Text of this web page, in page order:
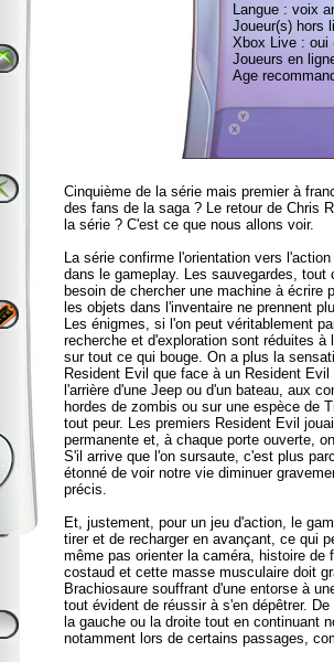
Langue : voix
Joueur(s) hors
Xbox Live : oui
Joueurs en
Age
Cinquième de la série mais premier à
des fans de la saga ? Le retour de Chris
la série ? C'est ce que nous allons voir.
La série confirme l'orientation vers
dans le gameplay. Les sauvegardes,
besoin de chercher une machine à écrire
les objets dans l'inventaire ne prennent
Les énigmes, si l'on peut véritablement
recherche et d'exploration sont réduites
sur tout ce qui bouge. On a plus la
Resident Evil que face à un Resident
l'arrière d'une Jeep ou d'un bateau, aux
hordes de zombis ou sur une espèce de
tout peur. Les premiers Resident Evil
permanente et, à chaque porte ouverte,
S'il arrive que l'on sursaute, c'est plus
étonné de voir notre vie diminuer
précis.
Et, justement, pour un jeu d'action, le
tirer et de recharger en avançant, ce qui
même pas orienter la caméra, histoire
costaud et cette masse musculaire doit
Brachiosaure souffrant d'une entorse à
tout évident de réussir à s'en dépêtrer.
la gauche ou la droite tout en continuant
notamment lors de certains passages,